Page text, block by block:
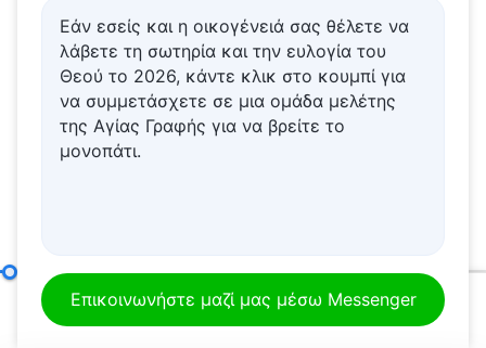
μας, της ασυμβατότητας στα πράγματα που
λαχταρούσαμε και επιδιώκαμε, και ιδίως
εξαιτίας των διαφορετικών οδών που
επιδιώκαμε, με αποτέλεσμα να υπάρχουν
πραγματικότητα ρεαλιστικός. Ήταν μόνο μια
ευχάριστη επιθυμία, αλλά η πραγματική ζωή
Εάν εσείς και η οικογένειά σας θέλετε να
λάβετε τη σωτηρία και την ευλογία του
Θεού το 2026, κάντε κλικ στο κουμπί για
να συμμετάσχετε σε μια ομάδα μελέτης
της Αγίας Γραφής για να βρείτε το
μονοπάτι.
Επικοινωνήστε μαζί μας μέσω MessengerΜέρος δεύτερο